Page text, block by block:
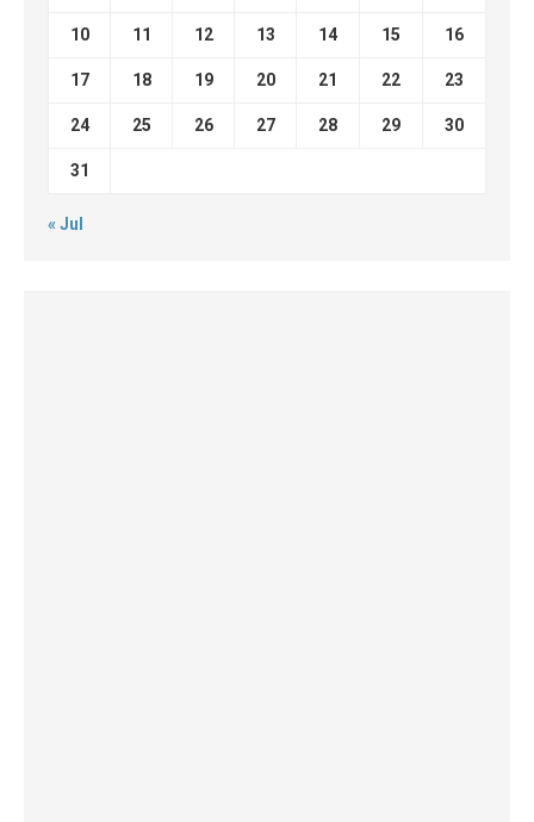
10 11 12 13 14 15 16
17 18 19 20 21 22 23
24 25 26 27 28 29 30
31
« Jul